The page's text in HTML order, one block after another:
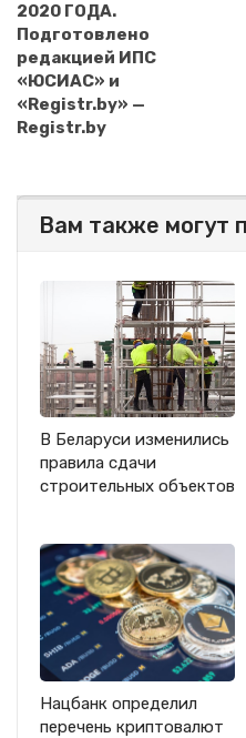
2020 ГОДА.
Подготовлено
редакцией ИПС
«ЮСИАС» и
«Registr.by» —
Registr.by
Вам также могут
В Беларуси изменились
правила сдачи
строительных объектов
Нацбанк определил
перечень криптовалют